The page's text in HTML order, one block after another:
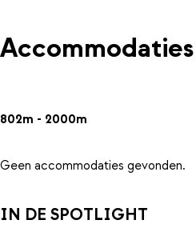
802m - 2000m
Geen accommodaties gevonden.
IN DE SPOTLIGHT